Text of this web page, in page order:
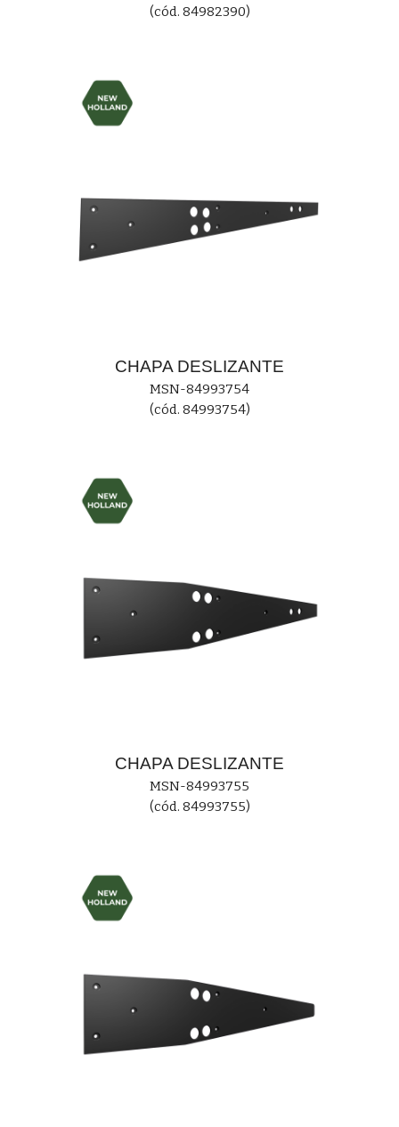
(cód. 84982390)
CHAPA DESLIZANTE
MSN-84993754
(cód. 84993754)
CHAPA DESLIZANTE
MSN-84993755
(cód. 84993755)